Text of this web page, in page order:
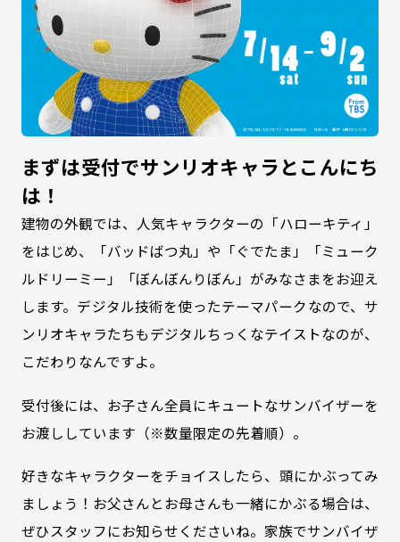
まずは受付でサンリオキャラとこんにち
は！
建物の外観では、人気キャラクターの「ハローキティ」
をはじめ、「バッドばつ丸」や「ぐでたま」「ミューク
ルドリーミー」「ぼんぼんりぼん」がみなさまをお迎え
します。デジタル技術を使ったテーマパークなので、サ
ンリオキャラたちもデジタルちっくなテイストなのが、
こだわりなんですよ。
受付後には、お子さん全員にキュートなサンバイザーを
お渡ししています（※数量限定の先着順）。
好きなキャラクターをチョイスしたら、頭にかぶってみ
ましょう！お父さんとお母さんも一緒にかぶる場合は、
ぜひスタッフにお知らせくださいね。家族でサンバイザ